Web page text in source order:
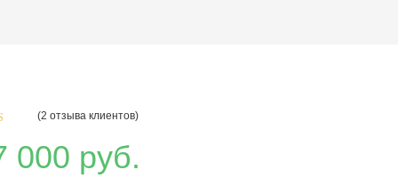
5 на
(2 отзыва клиентов)
000 руб.